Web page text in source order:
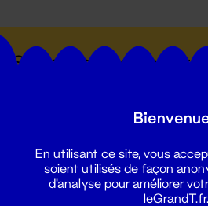
Suivez toutes les
En utilisant ce site, vous
soient utilisés de façon
d'analyse pour améliorer
leGrandT.fr.